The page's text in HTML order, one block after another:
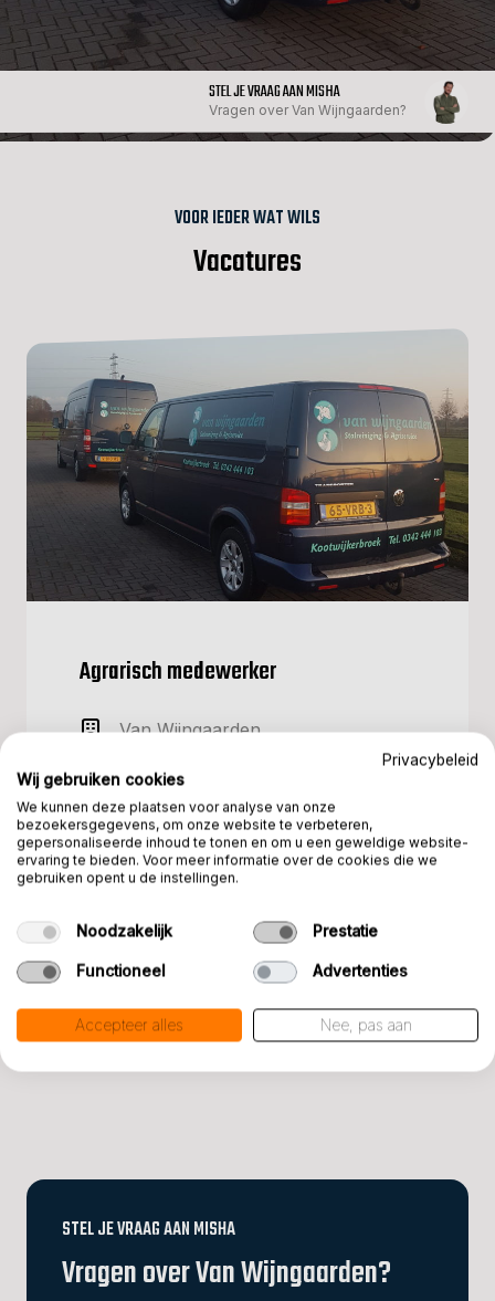
STEL JE VRAAG AAN MISHA
Vragen over Van Wijngaarden?
VOOR IEDER WAT WILS
Vacatures
Agrarisch medewerker
Van Wijngaarden
€2500 - €3600
Fulltime
Kootwijkerbroek
BEKIJK VACATURE
STEL JE VRAAG AAN MISHA
Vragen over Van Wijngaarden?
Privacybeleid
Wij gebruiken cookies
We kunnen deze plaatsen voor analyse van onze
bezoekersgegevens, om onze website te verbeteren,
gepersonaliseerde inhoud te tonen en om u een geweldige website-
ervaring te bieden. Voor meer informatie over de cookies die we
gebruiken opent u de instellingen.
Noodzakelijk Prestatie
Functioneel Advertenties
Accepteer alles Nee, pas aan